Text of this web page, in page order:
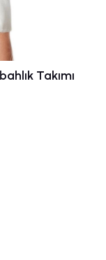
Takımı